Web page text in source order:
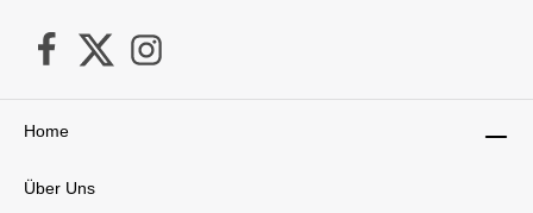
Home
Über Uns